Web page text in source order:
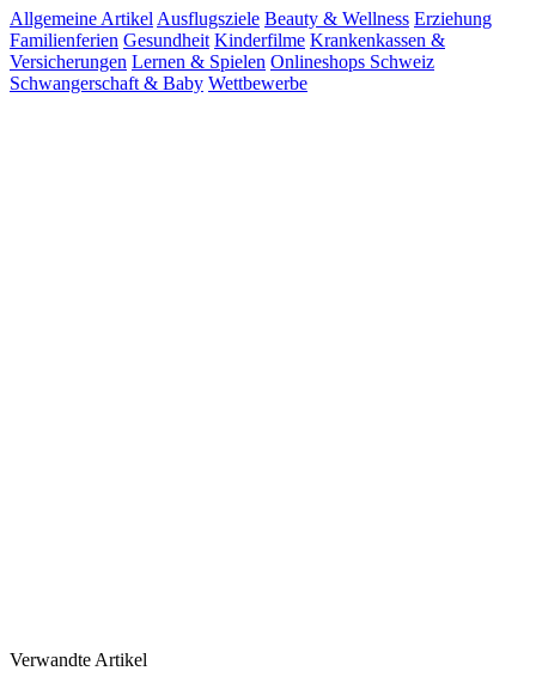
Allgemeine Artikel Ausflugsziele Beauty & Wellness Erziehung
Familienferien Gesundheit Kinderfilme Krankenkassen &
Versicherungen Lernen & Spielen Onlineshops Schweiz
Schwangerschaft & Baby Wettbewerbe
Verwandte Artikel